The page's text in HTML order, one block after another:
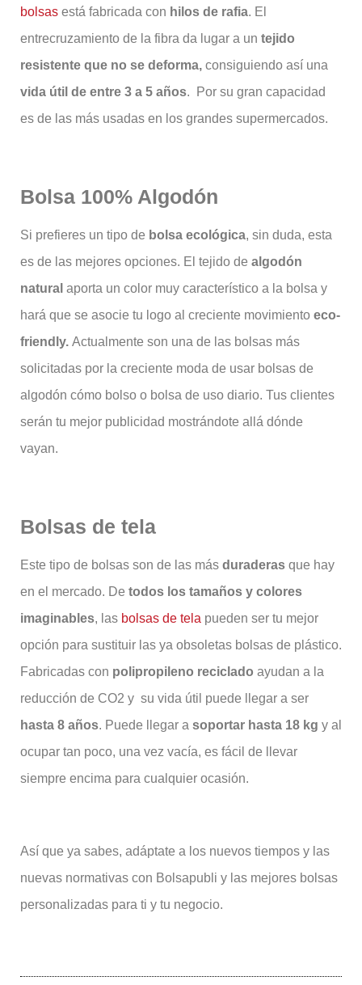
bolsas está fabricada con hilos de rafia. El
entrecruzamiento de la fibra da lugar a un tejido
resistente que no se deforma, consiguiendo así una
vida útil de entre 3 a 5 años.
Por su gran capacidad
es de las más usadas en los grandes supermercados.
Bolsa 100% Algodón
Si prefieres un tipo de bolsa ecológica, sin duda, esta
es de las mejores opciones. El tejido de algodón
natural aporta un color muy característico a la bolsa y
hará que se asocie tu logo al creciente movimiento eco-
friendly. Actualmente son una de las bolsas más
solicitadas por la creciente moda de usar bolsas de
algodón cómo bolso o bolsa de uso diario. Tus clientes
serán tu mejor publicidad mostrándote allá dónde
vayan.
Bolsas de tela
Este tipo de bolsas son de las más duraderas que hay
en el mercado. De todos los tamaños y colores
imaginables, las bolsas de tela pueden ser tu mejor
opción para sustituir las ya obsoletas bolsas de plástico.
Fabricadas con polipropileno reciclado ayudan a la
reducción de CO2 y su vida útil puede llegar a ser
hasta 8 años. Puede llegar a soportar hasta 18 kg y al
ocupar tan poco, una vez vacía, es fácil de llevar
siempre encima para cualquier ocasión.
Así que ya sabes, adáptate a los nuevos tiempos y las
nuevas normativas con Bolsapubli y las mejores bolsas
personalizadas para ti y tu negocio.